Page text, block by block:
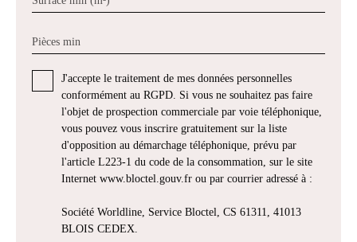
Pièces min
J'accepte le traitement de mes données personnelles
conformément au RGPD. Si vous ne souhaitez pas faire
l'objet de prospection commerciale par voie téléphonique,
vous pouvez vous inscrire gratuitement sur la liste
d'opposition au démarchage téléphonique, prévu par
l'article L223-1 du code de la consommation, sur le site
Internet www.bloctel.gouv.fr ou par courrier adressé à :
Société Worldline, Service Bloctel, CS 61311, 41013
BLOIS CEDEX.